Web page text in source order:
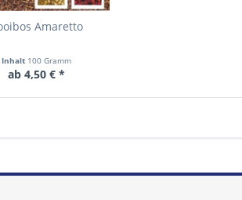
Amaretto
Inhalt 100 Gramm
ab 4,50 € *